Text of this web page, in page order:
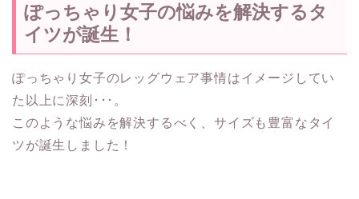
ぽっちゃり女子の悩みを解決するタ
イツが誕生！
ぽっちゃり女子のレッグウェア事情はイメージしてい
た以上に深刻･･･。
このような悩みを解決するべく、サイズも豊富なタイ
ツが誕生しました！